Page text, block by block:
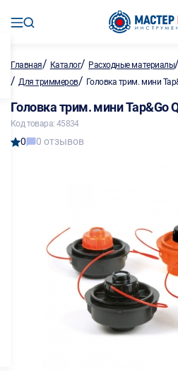
Главная/ Каталог/ Расходные материалы
/ Для триммеров/ Головка трим. мини
Головка трим. мини Tap&Go
Код товара: 45834
0 0 отзывов